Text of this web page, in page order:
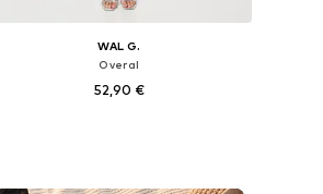
WAL G.
Overal
52,90 €